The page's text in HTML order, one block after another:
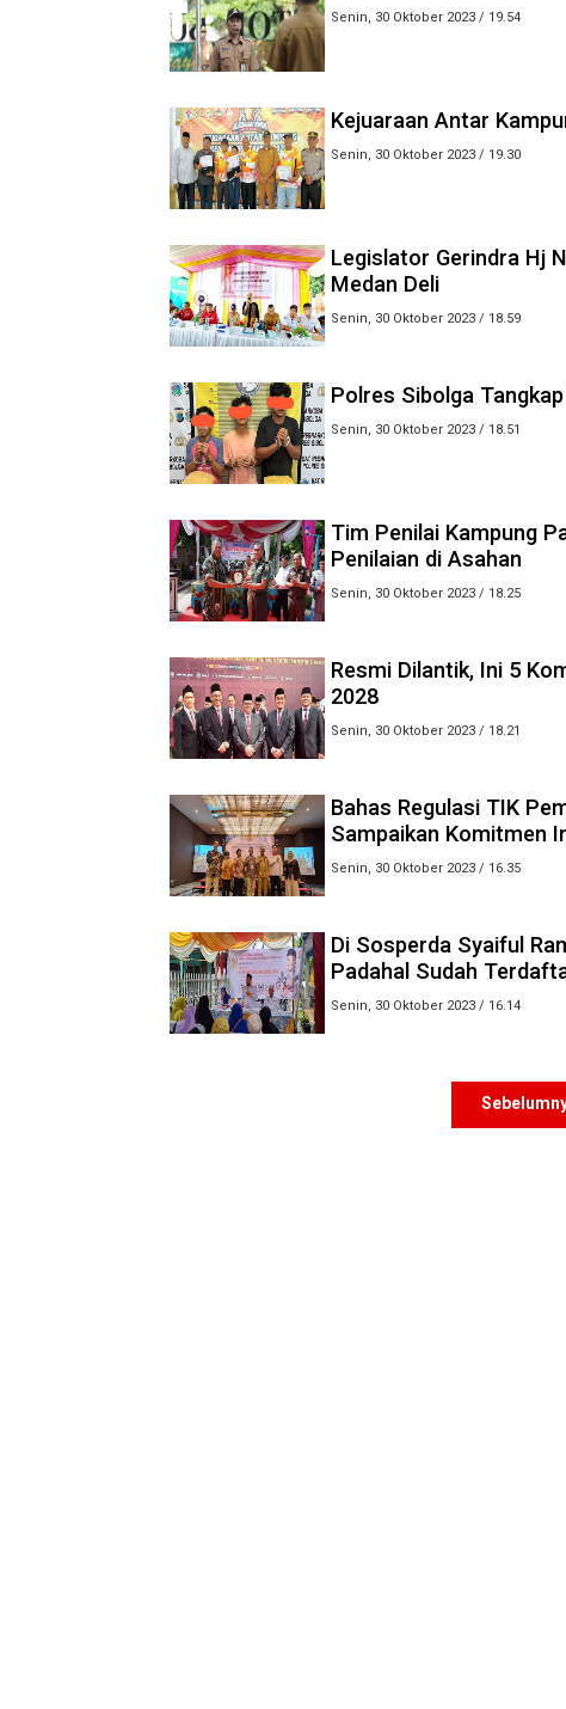
Senin, 30 Oktober 2023 / 19.54
Kejuaraan Antar
Senin, 30 Oktober 2023 / 19.30
Legislator Gerindra Hj
Medan Deli
Senin, 30 Oktober 2023 / 18.59
Polres Sibolga
Senin, 30 Oktober 2023 / 18.51
Tim Penilai Kampung
Penilaian di Asahan
Senin, 30 Oktober 2023 / 18.25
Resmi Dilantik, Ini 5
2028
Senin, 30 Oktober 2023 / 18.21
Bahas Regulasi TIK
Sampaikan Komitmen
Senin, 30 Oktober 2023 / 16.35
Di Sosperda Syaiful
Padahal Sudah
Senin, 30 Oktober 2023 / 16.14